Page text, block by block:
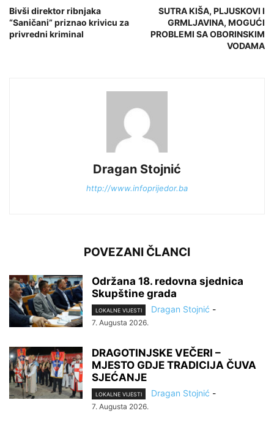
Bivši direktor ribnjaka
“Saničani” priznao krivicu za
privredni kriminal
SUTRA KIŠA, PLJUSKOVI I
GRMLJAVINA, MOGUĆI
PROBLEMI SA OBORINSKIM
VODAMA
Dragan Stojnić
http://www.infoprijedor.ba
POVEZANI ČLANCI
Održana 18. redovna sjednica
Skupštine grada
LOKALNE VIJESTI Dragan Stojnić -
7. Augusta 2026.
DRAGOTINJSKE VEČERI –
MJESTO GDJE TRADICIJA ČUVA
SJEĆANJE
LOKALNE VIJESTI Dragan Stojnić -
7. Augusta 2026.